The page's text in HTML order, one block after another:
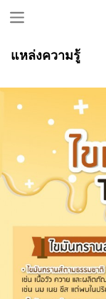
S
p
t
c
o
t
n
แหล่งความรู้